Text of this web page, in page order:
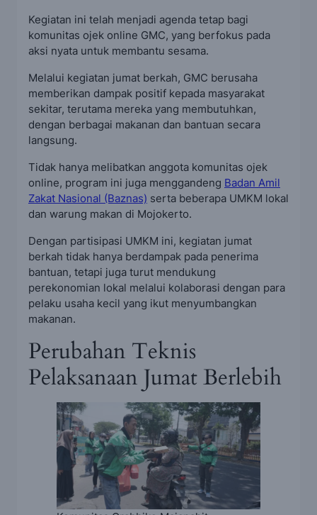
Kegiatan ini telah menjadi agenda tetap bagi
komunitas ojek online GMC, yang berfokus pada
aksi nyata untuk membantu sesama.
Melalui kegiatan jumat berkah, GMC berusaha
memberikan dampak positif kepada masyarakat
sekitar, terutama mereka yang membutuhkan,
dengan berbagai makanan dan bantuan secara
langsung.
Tidak hanya melibatkan anggota komunitas ojek
online, program ini juga menggandeng Badan Amil
Zakat Nasional (Baznas) serta beberapa UMKM lokal
dan warung makan di Mojokerto.
Dengan partisipasi UMKM ini, kegiatan jumat
berkah tidak hanya berdampak pada penerima
bantuan, tetapi juga turut mendukung
perekonomian lokal melalui kolaborasi dengan para
pelaku usaha kecil yang ikut menyumbangkan
makanan.
Perubahan Teknis
Pelaksanaan Jumat Berlebih